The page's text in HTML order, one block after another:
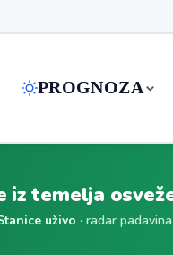
PROGNOZA
temelja
uživo · radar